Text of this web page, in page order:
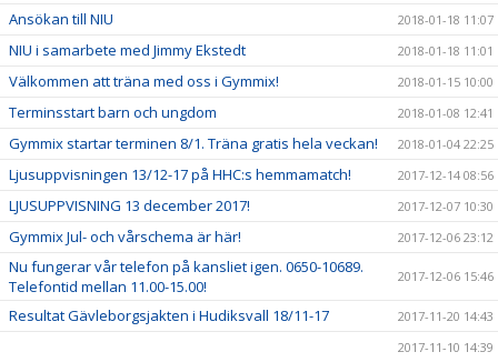
Ansökan till NIU 2018-01-18 11:07
NIU i samarbete med Jimmy Ekstedt 2018-01-18 11:01
Välkommen att träna med oss i Gymmix! 2018-01-15 10:00
Terminsstart barn och ungdom 2018-01-08 12:41
Gymmix startar terminen 8/1. Träna gratis hela veckan! 2018-01-04 22:25
Ljusuppvisningen 13/12-17 på HHC:s hemmamatch! 2017-12-14 08:56
LJUSUPPVISNING 13 december 2017! 2017-12-07 10:30
Gymmix Jul- och vårschema är här! 2017-12-06 23:12
Nu fungerar vår telefon på kansliet igen. 0650-10689.
Telefontid mellan 11.00-15.00!
2017-12-06 15:46
Resultat Gävleborgsjakten i Hudiksvall 18/11-17
2017-11-20 14:43
2017-11-10 14:39